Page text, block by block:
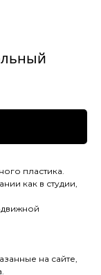
пластика.
как в студии,
на сайте,